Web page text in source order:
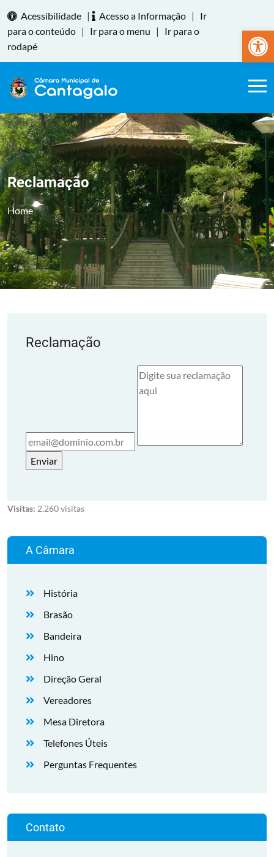
Abrir
Acessibilidade | Acesso a Informação |
Ir
para o conteúdo | Ir para o menu |
Ir para o
rodapé
Reclamação
Home
Reclamação
Visitas: 2.260 visitas
A Câmara
História
Brasão
Bandeira
Hino
Direção Geral
Vereadores
Mesa Diretora
Telefones Úteis
Perguntas Frequentes
Contato